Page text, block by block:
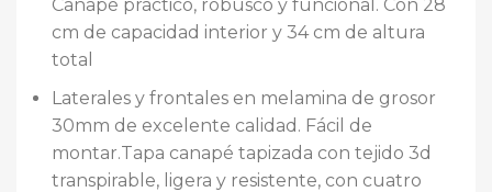
Canapé práctico, robusco y funcional. Con 28
cm de capacidad interior y 34 cm de altura
total
Laterales y frontales en melamina de grosor
30mm de excelente calidad. Fácil de
montar.Tapa canapé tapizada con tejido 3d
transpirable, ligera y resistente, con cuatro